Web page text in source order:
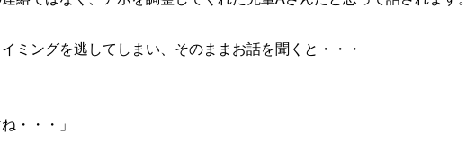
グを逃してしまい、そのままお話を聞くと・・・
・・・」